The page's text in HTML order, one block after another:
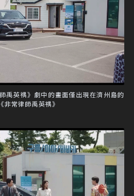
禹英禑》劇中的畫面僅出現在濟州島的
常律師禹英禑》